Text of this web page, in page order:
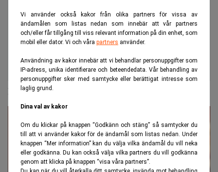
Vi använder också kakor från olika partners för vissa av
ändamålen som listas nedan som innebär att vår partners
och/eller får tillgång till viss relevant information på din enhet, som
mobil eller dator. Vi och våra partners använder.
Användning av kakor innebär att vi behandlar personuppgifter som
IP-adress, unika identifierare och beteendedata. Vår behandling av
personuppgifter sker med samtycke eller berättigat intresse som
laglig grund.
Dina val av kakor
Om du klickar på knappen “Godkänn och stäng” så samtycker du
till att vi använder kakor för de ändamål som listas nedan. Under
knappen “Mer information” kan du välja vilka ändamål du vill neka
eller godkänna. Du kan också välja vilka partners du vill godkänna
genom att klicka på knappen “visa våra partners”.
Hög ränta bra för Sverige enligt FI